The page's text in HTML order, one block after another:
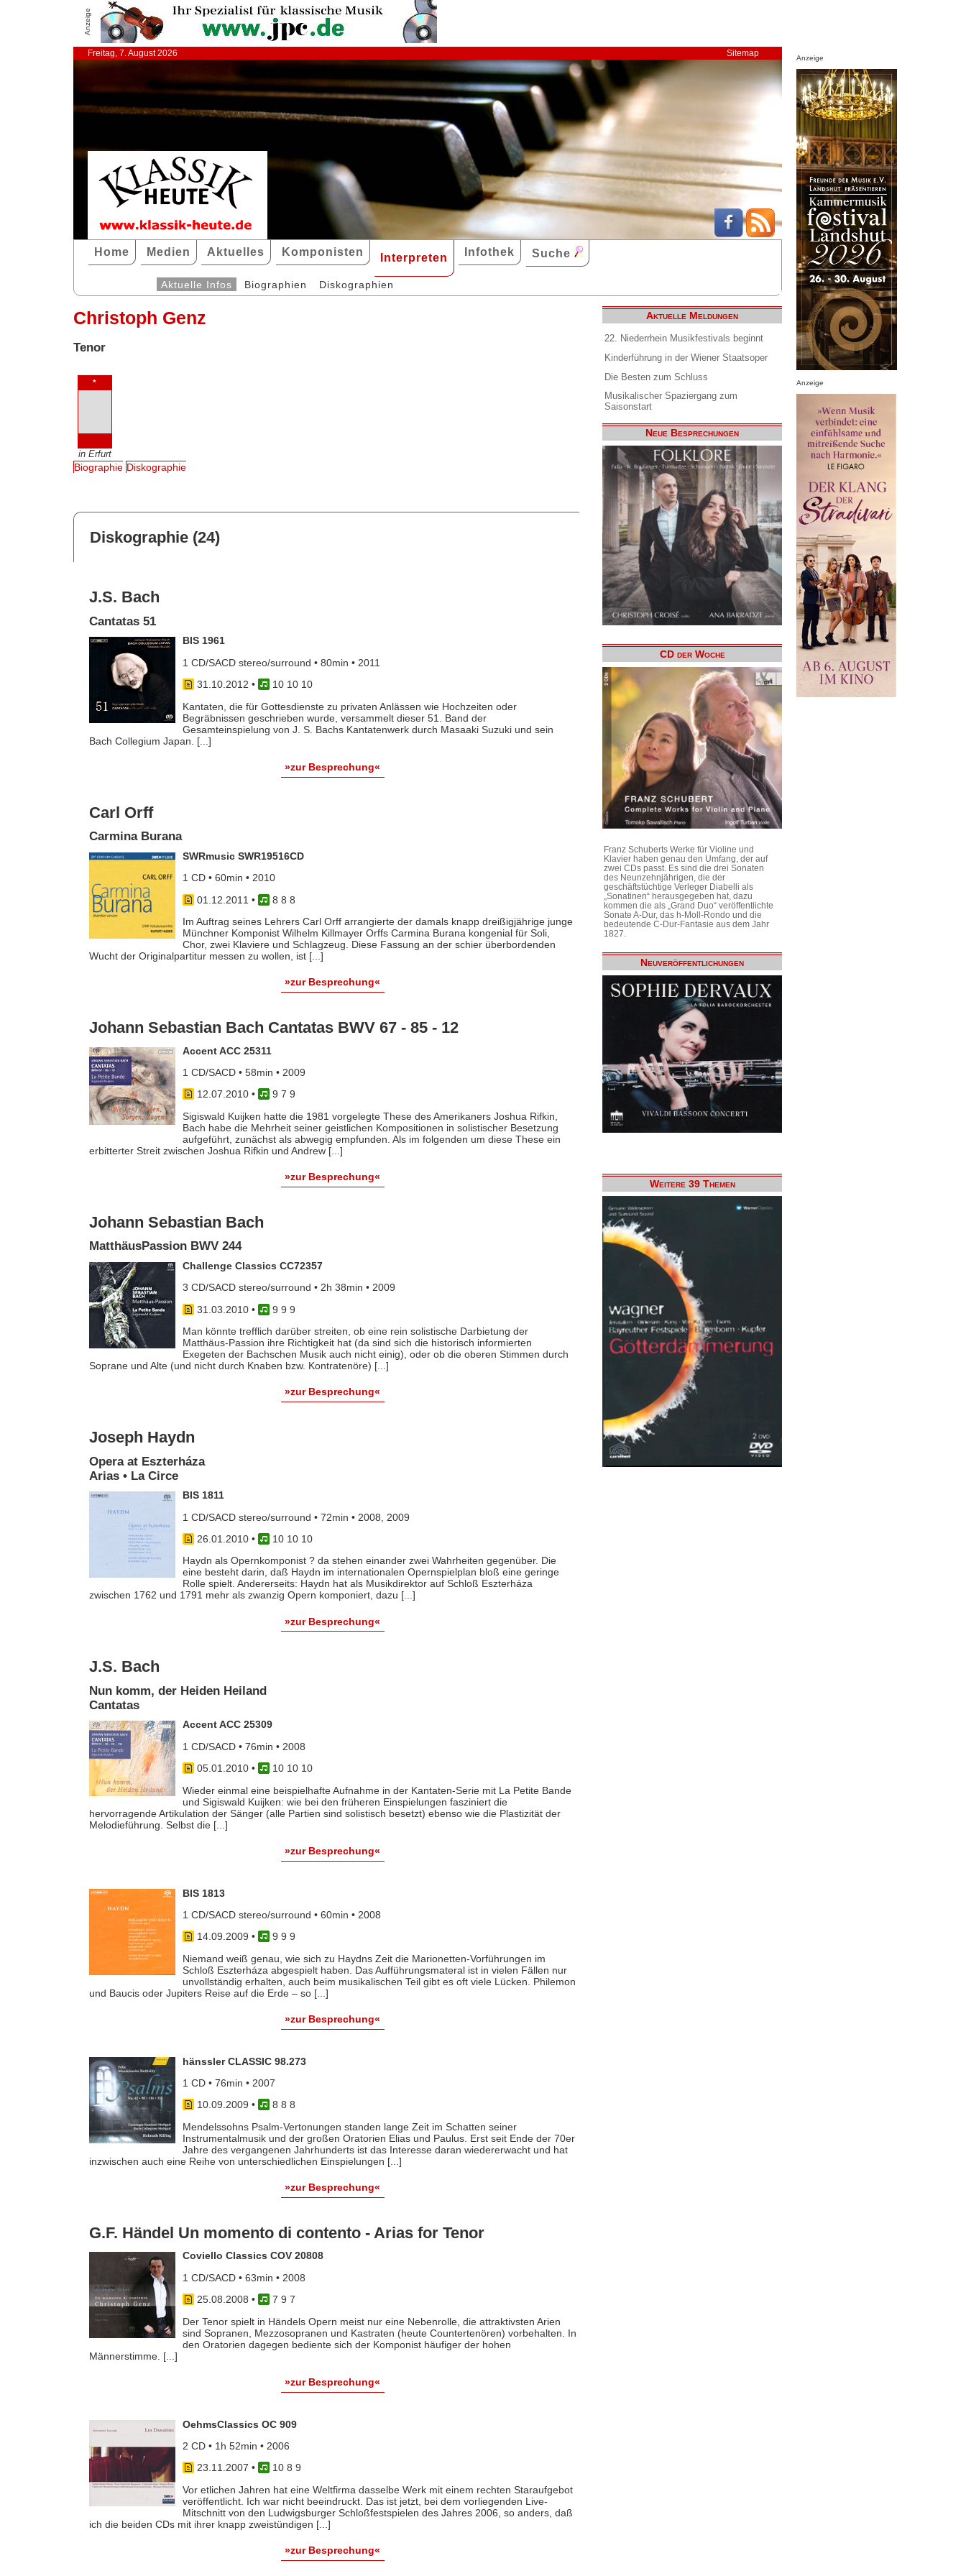
Anzeige
Freitag, 7. August 2026 Sitemap
Home Medien Aktuelles Komponisten Interpreten Infothek Suche
Aktuelle Infos Biographien Diskographien
Christoph Genz
Tenor
*
in Erfurt
Biographie Diskographie
Diskographie (24)
J.S. Bach
Cantatas 51
BIS 1961
1 CD/SACD stereo/surround • 80min • 2011
31.10.2012 •
10 10 10
Kantaten, die für Gottesdienste zu privaten Anlässen wie Hochzeiten oder
Begräbnissen geschrieben wurde, versammelt dieser 51. Band der
Gesamteinspielung von J. S. Bachs Kantatenwerk durch Masaaki Suzuki und sein
Bach Collegium Japan. [...]
»zur Besprechung«
Carl Orff
Carmina Burana
SWRmusic SWR19516CD
1 CD • 60min • 2010
01.12.2011 •
8 8 8
Im Auftrag seines Lehrers Carl Orff arrangierte der damals knapp dreißigjährige junge
Münchner Komponist Wilhelm Killmayer Orffs Carmina Burana kongenial für Soli,
Chor, zwei Klaviere und Schlagzeug. Diese Fassung an der schier überbordenden
Wucht der Originalpartitur messen zu wollen, ist [...]
»zur Besprechung«
Johann Sebastian Bach Cantatas BWV 67 - 85 - 12
Accent ACC 25311
1 CD/SACD • 58min • 2009
12.07.2010•
9 7 9
Sigiswald Kuijken hatte die 1981 vorgelegte These des Amerikaners Joshua Rifkin,
Bach habe die Mehrheit seiner geistlichen Kompositionen in solistischer Besetzung
aufgeführt, zunächst als abwegig empfunden. Als im folgenden um diese These ein
erbitterter Streit zwischen Joshua Rifkin und Andrew [...]
»zur Besprechung«
Johann Sebastian Bach
MatthäusPassion BWV 244
Challenge Classics CC72357
3 CD/SACD stereo/surround • 2h 38min • 2009
31.03.2010•
9 9 9
Man könnte trefflich darüber streiten, ob eine rein solistische Darbietung der
Matthäus-Passion ihre Richtigkeit hat (da sind sich die historisch informierten
Exegeten der Bachschen Musik auch nicht einig), oder ob die oberen Stimmen durch
Soprane und Alte (und nicht durch Knaben bzw. Kontratenöre) [...]
»zur Besprechung«
Joseph Haydn
Opera at Eszterháza
Arias • La Circe
BIS 1811
1 CD/SACD stereo/surround • 72min • 2008, 2009
26.01.2010•
10 10 10
Haydn als Opernkomponist ? da stehen einander zwei Wahrheiten gegenüber. Die
eine besteht darin, daß Haydn im internationalen Opernspielplan bloß eine geringe
Rolle spielt. Andererseits: Haydn hat als Musikdirektor auf Schloß Eszterháza
zwischen 1762 und 1791 mehr als zwanzig Opern komponiert, dazu [...]
»zur Besprechung«
J.S. Bach
Nun komm, der Heiden Heiland
Cantatas
Accent ACC 25309
1 CD/SACD • 76min • 2008
05.01.2010•
10 10 10
Wieder einmal eine beispielhafte Aufnahme in der Kantaten-Serie mit La Petite Bande
und Sigiswald Kuijken: wie bei den früheren Einspielungen fasziniert die
hervorragende Artikulation der Sänger (alle Partien sind solistisch besetzt) ebenso wie die Plastizität der
Melodieführung. Selbst die [...]
»zur Besprechung«
BIS 1813
1 CD/SACD stereo/surround • 60min • 2008
14.09.2009 •
9 9 9
Niemand weiß genau, wie sich zu Haydns Zeit die Marionetten-Vorführungen im
Schloß Eszterháza abgespielt haben. Das Aufführungsmateral ist in vielen Fällen nur
unvollständig erhalten, auch beim musikalischen Teil gibt es oft viele Lücken. Philemon
und Baucis oder Jupiters Reise auf die Erde – so [...]
»zur Besprechung«
hänssler CLASSIC 98.273
1 CD • 76min • 2007
10.09.2009 •
8 8 8
Mendelssohns Psalm-Vertonungen standen lange Zeit im Schatten seiner
Instrumentalmusik und der großen Oratorien Elias und Paulus. Erst seit Ende der 70er
Jahre des vergangenen Jahrhunderts ist das Interesse daran wiedererwacht und hat
inzwischen auch eine Reihe von unterschiedlichen Einspielungen [...]
»zur Besprechung«
G.F. Händel Un momento di contento - Arias for Tenor
Coviello Classics COV 20808
1 CD/SACD • 63min • 2008
25.08.2008 •
7 9 7
Der Tenor spielt in Händels Opern meist nur eine Nebenrolle, die attraktivsten Arien
sind Sopranen, Mezzosopranen und Kastraten (heute Countertenören) vorbehalten. In
den Oratorien dagegen bediente sich der Komponist häufiger der hohen
Männerstimme. [...]
»zur Besprechung«
OehmsClassics OC 909
2 CD • 1h 52min • 2006
23.11.2007 •
10 8 9
Vor etlichen Jahren hat eine Weltfirma dasselbe Werk mit einem rechten Staraufgebot
veröffentlicht. Ich war nicht beeindruckt. Das ist jetzt, bei dem vorliegenden Live-
Mitschnitt von den Ludwigsburger Schloßfestspielen des Jahres 2006, so anders, daß
ich die beiden CDs mit ihrer knapp zweistündigen [...]
»zur Besprechung«
Aktuelle Meldungen
22. Niederrhein Musikfestivals beginnt
Kinderführung in der Wiener Staatsoper
Die Besten zum Schluss
Musikalischer Spaziergang zum
Saisonstart
Neue Besprechungen
CD der Woche
Franz Schuberts Werke für Violine und
Klavier haben genau den Umfang, der auf
zwei CDs passt. Es sind die drei Sonaten
des Neunzehnjährigen, die der
geschäftstüchtige Verleger Diabelli als
„Sonatinen“ herausgegeben hat, dazu
kommen die als „Grand Duo“ veröffentlichte
Sonate A-Dur, das h-Moll-Rondo und die
bedeutende C-Dur-Fantasie aus dem Jahr
1827.
Neuveröffentlichungen
Weitere 39 Themen
Anzeige
Anzeige